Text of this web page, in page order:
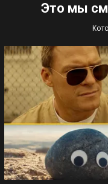
Это мы